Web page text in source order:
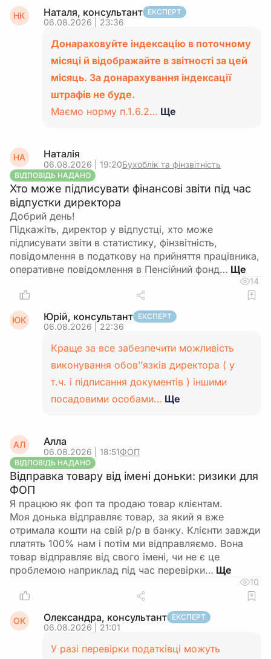
НК Наталя, консультант ЕКСПЕРТ
06.08.2026 | 23:36
Донараховуйте індексацію в поточному
місяці й відображайте в звітності за цей
місяць. За донарахування індексації
штрафів не буде.
Маємо норму п.1.6.2… Ще
НА Наталія
06.08.2026 | 19:20Бухоблік та фінзвітність
ВІДПОВІДЬ НАДАНО
Хто може підписувати фінансові звіти під час
відпустки директора
Добрий день!
Підкажіть, директор у відпустці, хто може
підписувати звіти в статистику, фінзвітність,
повідомлення в податкову на прийняття працівника,
оперативне повідомлення в Пенсійний фонд…
14
ЮК Юрій, консультант ЕКСПЕРТ
06.08.2026 | 22:36
Краще за все забезпечити можливість
виконування обов’’язків директора ( у
т.ч. і підписання документів ) іншими
посадовими особами… Ще
АЛ Алла
06.08.2026 | 18:51ФОП
ВІДПОВІДЬ НАДАНО
Відправка товару від імені доньки: ризики для
ФОП
Я працюю як фоп та продаю товар клієнтам.
Моя донька відправляє товар, за який я вже
отримала кошти на свій р/р в банку. Клієнти завжди
платять 100% нам і потім ми відправляємо. Вона
товар відправляє від свого імені, чи не є це
проблемою наприклад під час перевірки…
10
ОК Олександра, консультант ЕКСПЕРТ
06.08.2026 | 21:01
У разі перевірки податківці можуть